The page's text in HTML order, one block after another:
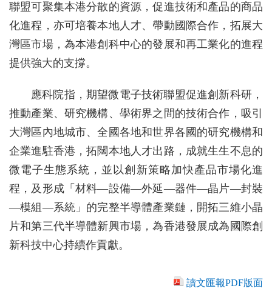
聯盟可聚集本港分散的資源，促進技術和產品的商品
化進程，亦可培養本地人才、帶動國際合作，拓展大
灣區市場，為本港創科中心的發展和再工業化的進程
提供強大的支撐。
應科院指，期望微電子技術聯盟促進創新科研，
推動產業、研究機構、學術界之間的技術合作，吸引
大灣區內地城市、全國各地和世界各國的研究機構和
企業進駐香港，拓闊本地人才出路，成就生生不息的
微電子生態系統，並以創新策略加快產品市場化進
程，及形成「材料—設備—外延—器件—晶片—封裝
—模組—系統」的完整半導體產業鏈，開拓三維小晶
片和第三代半導體新興市場，為香港發展成為國際創
新科技中心持續作貢獻。
讀文匯報PDF版面